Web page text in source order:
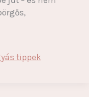
tippek